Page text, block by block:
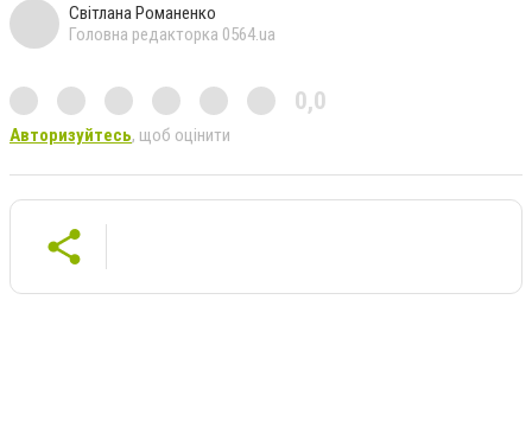
Світлана Романенко
Головна редакторка 0564.ua
0,0
Авторизуйтесь, щоб оцінити